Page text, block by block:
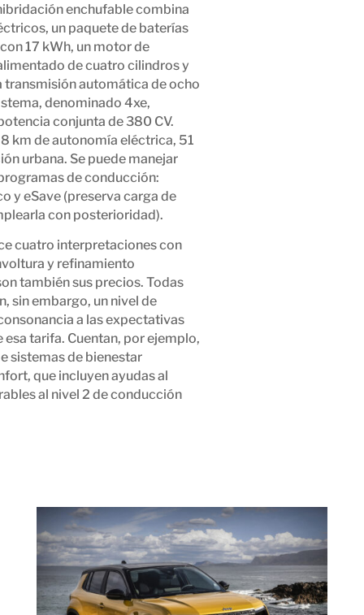
enchufablecombina
un paquete de baterías
17 kWh, un motorde
decuatro cilindrosy
transmisiónautomática deocho
, denominado 4xe,
conjunta de380 CV.
km de autonomía eléctrica, 51
urbana. Se puede manejar
de conducción:
y eSave (preserva carga de
con posterioridad).
cuatro interpretaciones con
y refinamiento
también sus precios. Todas
sin embargo, un nivel de
a las expectativas
esa tarifa. Cuentan, por ejemplo,
sistemas de bienestar
que incluyen ayudas al
al nivel 2 de conducción